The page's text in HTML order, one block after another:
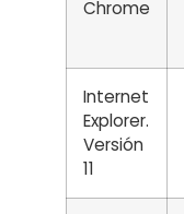
Chrome
Internet
Explorer.
Versión
11